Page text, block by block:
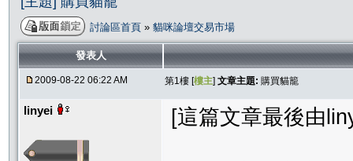
討論區首頁 » 貓咪論壇交易市場
發表人
2009-08-22 06:22 AM 第1樓 [樓主] 文章主題: 購買貓籠
linyei [這篇文章最後由